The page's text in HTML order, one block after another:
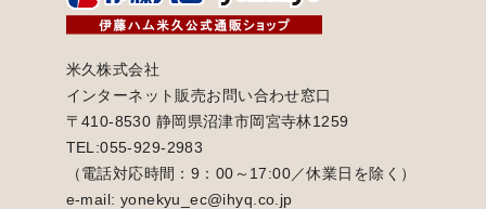
米久株式会社
インターネット販売お問い合わせ窓口
〒410-8530 静岡県沼津市岡宮寺林1259
TEL:055-929-2983
（電話対応時間：9：00～17:00／休業日を除く）
e-mail: yonekyu_ec@ihyq.co.jp